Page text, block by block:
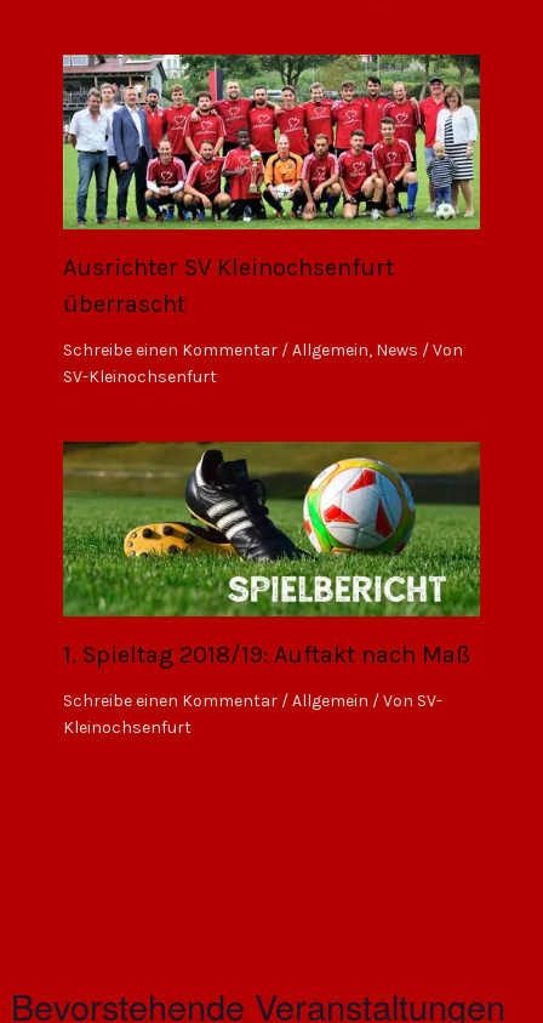
Ausrichter SV Kleinochsenfurt
überrascht
Schreibe einen Kommentar /Allgemein, News / Von
SV-Kleinochsenfurt
1. Spieltag 2018/19: Auftakt nach Maß
Schreibe einen Kommentar /Allgemein / Von SV-
Kleinochsenfurt
Bevorstehende Veranstaltungen